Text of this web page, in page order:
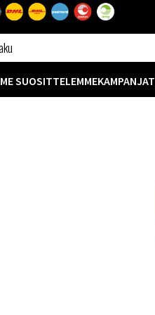
ME SUOSITTELEMMEKAMPANJAT